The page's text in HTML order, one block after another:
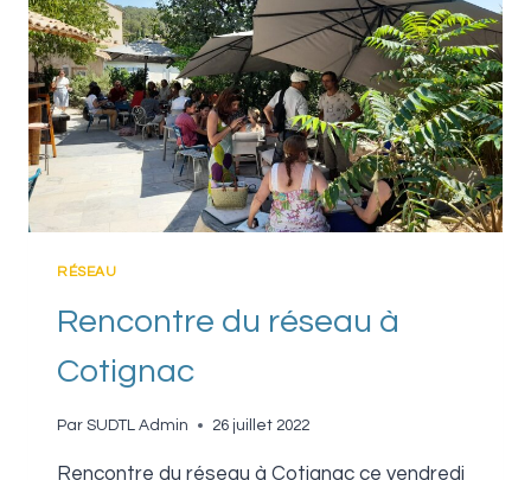
RÉSEAU
Rencontre du réseau à
Cotignac
Par SUDTL Admin 26 juillet 2022
Rencontre du réseau à Cotignac ce vendredi